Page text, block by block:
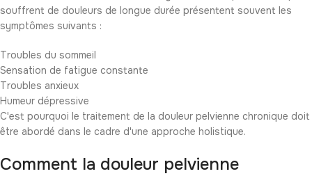
souffrent de douleurs de longue durée présentent souvent les
symptômes suivants :
Troubles du sommeil
Sensation de fatigue constante
Troubles anxieux
Humeur dépressive
C'est pourquoi le traitement de la douleur pelvienne chronique doit
être abordé dans le cadre d'une approche holistique.
Comment la douleur pelvienne